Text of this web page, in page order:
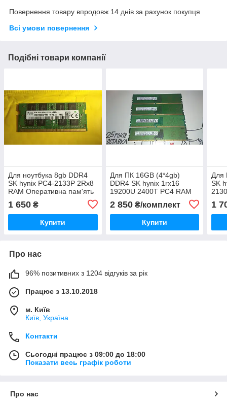
Повернення товару впродовж 14 днів за рахунок покупця
Всі умови повернення
Подібні товари компанії
Для ноутбука 8gb DDR4
SK hynix PC4-2133P 2Rx8
RAM Оперативна пам'ять
HMA41GS6AFR8N-TF NO
AC
1 650 ₴
Купити
Для ПК 16GB (4*4gb)
DDR4 SK hynix 1rx16
19200U 2400T PC4 RAM
HMA851U6AFR6N-UH NO
AC
2 850₴/комплект
Купити
Для
SK
AD
1
Про нас
96% позитивних з 1204 відгуків за рік
Працює з 13.10.2018
м. Київ
Київ, Україна
Контакти
Сьогодні працює з 09:00 до 18:00
Показати весь графік роботи
Про нас